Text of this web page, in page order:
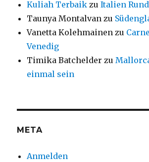
Kuliah Terbaik zuItalien
Taunya Montalvan zu
Vanetta Kolehmainen zu
Venedig
Timika Batchelder zu
einmal sein
META
Anmelden